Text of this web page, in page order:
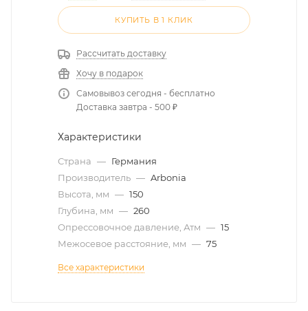
КУПИТЬ В 1 КЛИК
Рассчитать доставку
Хочу в подарок
Самовывоз сегодня - бесплатно
Доставка завтра - 500 ₽
Характеристики
Страна — Германия
Производитель — Arbonia
Высота, мм — 150
Глубина, мм — 260
Опрессовочное давление, Атм — 15
Межосевое расстояние, мм — 75
Все характеристики